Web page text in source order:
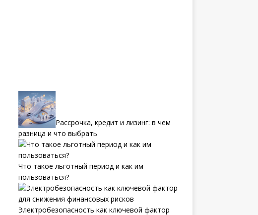
Рассрочка, кредит и лизинг: в чем
разница и что выбрать
Что такое льготный период и как им
пользоваться?
Электробезопасность как ключевой фактор